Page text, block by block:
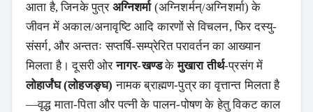
आता है, जिनके पुत्र अग्निशर्मा(अग्निशर्मन्/अग्निशर्मा) के
जीवन में अकाल/अनावृष्टि आदि कारणों से विचलन, फिर दस्यु-
संसर्ग, और अन्ततः सप्तर्षि-सम्प्रेरित परावर्तन का आख्यान
मिलता है। दूसरी ओरनागर-खण्डकेमुखारा तीर्थ-प्रसंग में
लोहार्जंघ (लोहजङ्घ) नामक ब्राह्मण-पुत्र का वृत्तान्त मिलता है
—वृद्ध माता-पिता और पत्नी के पालन-पोषण के हेतु विकट काल